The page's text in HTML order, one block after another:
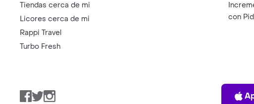
Tiendas cerca de mi
Licores cerca de mi
Rappi Travel
Turbo Fresh
con
Facebook
TwitterInstagram